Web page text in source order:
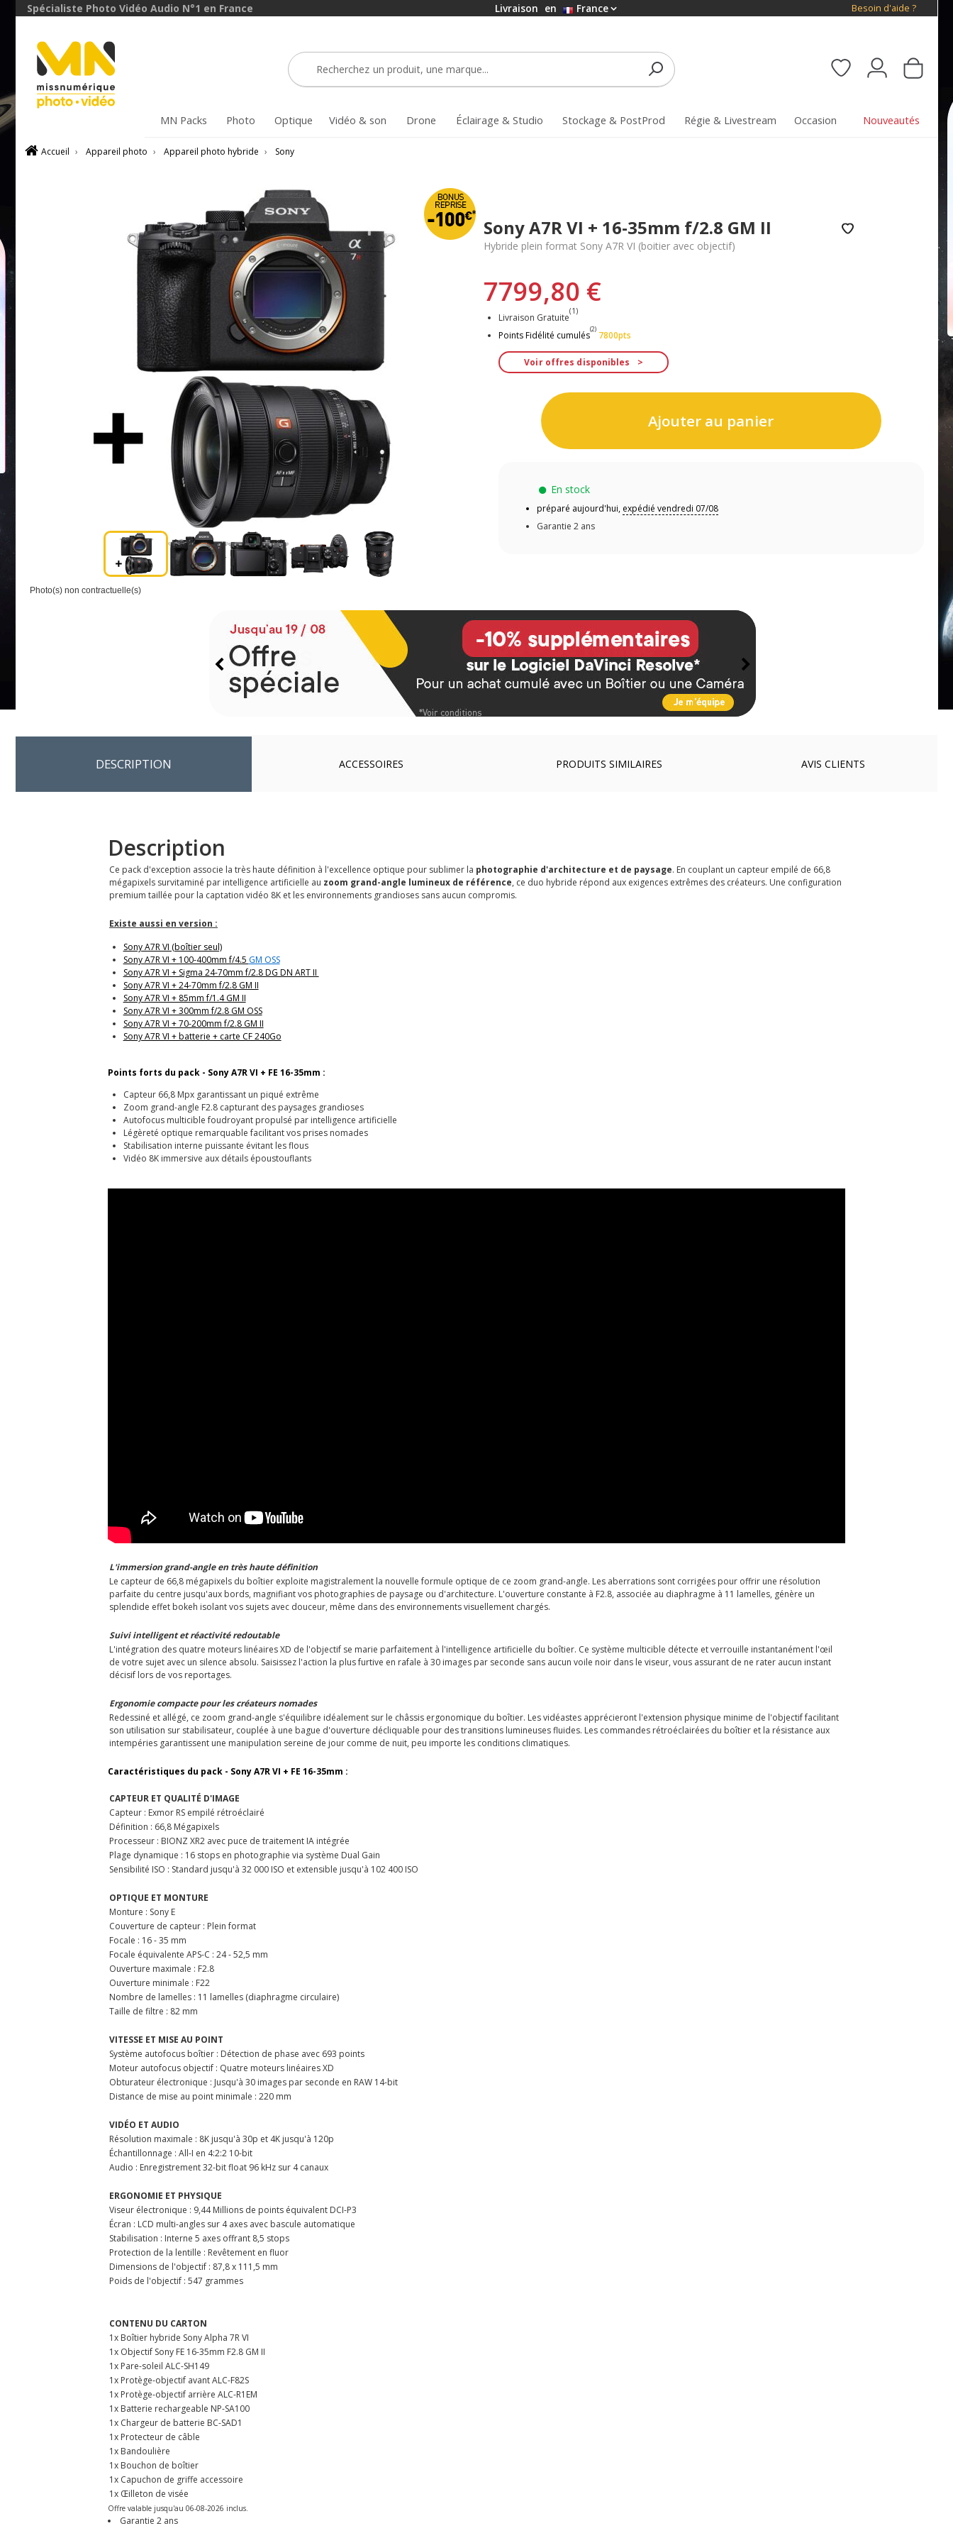
Spécialiste Photo Vidéo Audio N°1 en France Livraison en France Besoin d'aide ?
MN Packs Photo Optique Vidéo & son Drone Éclairage & Studio Stockage & PostProd Régie & Livestream Occasion Nouveautés
Accueil › Appareil photo › Appareil photo hybride › Sony
avec le code
Photo(s) non contractuelle(s)
Sony A7R VI + 16-35mm f/2.8 GM II
Hybride plein format Sony A7R VI (boitier avec objectif)
7799,80 €
Livraison Gratuite
(1)
Points Fidélité cumulés
(2)
7800pts
Voir offres disponibles
Ajouter au panier
En stock
préparé aujourd'hui, expédié vendredi 07/08
Garantie 2 ans
DESCRIPTION ACCESSOIRES PRODUITS SIMILAIRES AVIS CLIENTS
Description
Ce pack d'exception associe la très haute définition à l'excellence optique pour sublimer la photographie d'architecture et de paysage. En couplant un capteur empilé de 66,8
mégapixels survitaminé par intelligence artificielle au zoom grand-angle lumineux de référence, ce duo hybride répond aux exigences extrêmes des créateurs. Une configuration
premium taillée pour la captation vidéo 8K et les environnements grandioses sans aucun compromis.
Existe aussi en version :
Sony A7R VI (boîtier seul)
Sony A7R VI + 100-400mm f/4.5 GM OSS
Sony A7R VI + Sigma 24-70mm f/2.8 DG DN ART II
Sony A7R VI + 24-70mm f/2.8 GM II
Sony A7R VI + 85mm f/1.4 GM II
Sony A7R VI + 300mm f/2.8 GM OSS
Sony A7R VI + 70-200mm f/2.8 GM II
Sony A7R VI + batterie + carte CF 240Go
Points forts du pack - Sony A7R VI + FE 16-35mm :
Capteur 66,8 Mpx garantissant un piqué extrême
Zoom grand-angle F2.8 capturant des paysages grandioses
Autofocus multicible foudroyant propulsé par intelligence artificielle
Légèreté optique remarquable facilitant vos prises nomades
Stabilisation interne puissante évitant les flous
Vidéo 8K immersive aux détails époustouflants
L'immersion grand-angle en très haute définition
Le capteur de 66,8 mégapixels du boîtier exploite magistralement la nouvelle formule optique de ce zoom grand-angle. Les aberrations sont corrigées pour offrir une résolution
parfaite du centre jusqu'aux bords, magnifiant vos photographies de paysage ou d'architecture. L'ouverture constante à F2.8, associée au diaphragme à 11 lamelles, génère un
splendide effet bokeh isolant vos sujets avec douceur, même dans des environnements visuellement chargés.
Suivi intelligent et réactivité redoutable
L'intégration des quatre moteurs linéaires XD de l'objectif se marie parfaitement à l'intelligence artificielle du boîtier. Ce système multicible détecte et verrouille instantanément l'œil
de votre sujet avec un silence absolu. Saisissez l'action la plus furtive en rafale à 30 images par seconde sans aucun voile noir dans le viseur, vous assurant de ne rater aucun instant
décisif lors de vos reportages.
Ergonomie compacte pour les créateurs nomades
Redessiné et allégé, ce zoom grand-angle s'équilibre idéalement sur le châssis ergonomique du boîtier. Les vidéastes apprécieront l'extension physique minime de l'objectif facilitant
son utilisation sur stabilisateur, couplée à une bague d'ouverture décliquable pour des transitions lumineuses fluides. Les commandes rétroéclairées du boîtier et la résistance aux
intempéries garantissent une manipulation sereine de jour comme de nuit, peu importe les conditions climatiques.
Caractéristiques du pack - Sony A7R VI + FE 16-35mm :
CAPTEUR ET QUALITÉ D'IMAGE
Capteur : Exmor RS empilé rétroéclairé
Définition : 66,8 Mégapixels
Processeur : BIONZ XR2 avec puce de traitement IA intégrée
Plage dynamique : 16 stops en photographie via système Dual Gain
Sensibilité ISO : Standard jusqu'à 32 000 ISO et extensible jusqu'à 102 400 ISO
OPTIQUE ET MONTURE
Monture : Sony E
Couverture de capteur : Plein format
Focale : 16 - 35 mm
Focale équivalente APS-C : 24 - 52,5 mm
Ouverture maximale : F2.8
Ouverture minimale : F22
Nombre de lamelles : 11 lamelles (diaphragme circulaire)
Taille de filtre : 82 mm
VITESSE ET MISE AU POINT
Système autofocus boîtier : Détection de phase avec 693 points
Moteur autofocus objectif : Quatre moteurs linéaires XD
Obturateur électronique : Jusqu'à 30 images par seconde en RAW 14-bit
Distance de mise au point minimale : 220 mm
VIDÉO ET AUDIO
Résolution maximale : 8K jusqu'à 30p et 4K jusqu'à 120p
Échantillonnage : All-I en 4:2:2 10-bit
Audio : Enregistrement 32-bit float 96 kHz sur 4 canaux
ERGONOMIE ET PHYSIQUE
Viseur électronique : 9,44 Millions de points équivalent DCI-P3
Écran : LCD multi-angles sur 4 axes avec bascule automatique
Stabilisation : Interne 5 axes offrant 8,5 stops
Protection de la lentille : Revêtement en fluor
Dimensions de l'objectif : 87,8 x 111,5 mm
Poids de l'objectif : 547 grammes
CONTENU DU CARTON
1x Boîtier hybride Sony Alpha 7R VI
1x Objectif Sony FE 16-35mm F2.8 GM II
1x Pare-soleil ALC-SH149
1x Protège-objectif avant ALC-F82S
1x Protège-objectif arrière ALC-R1EM
1x Batterie rechargeable NP-SA100
1x Chargeur de batterie BC-SAD1
1x Protecteur de câble
1x Bandoulière
1x Bouchon de boîtier
1x Capuchon de griffe accessoire
1x Œilleton de visée
Offre valable jusqu'au 06-08-2026 inclus.
Garantie 2 ans